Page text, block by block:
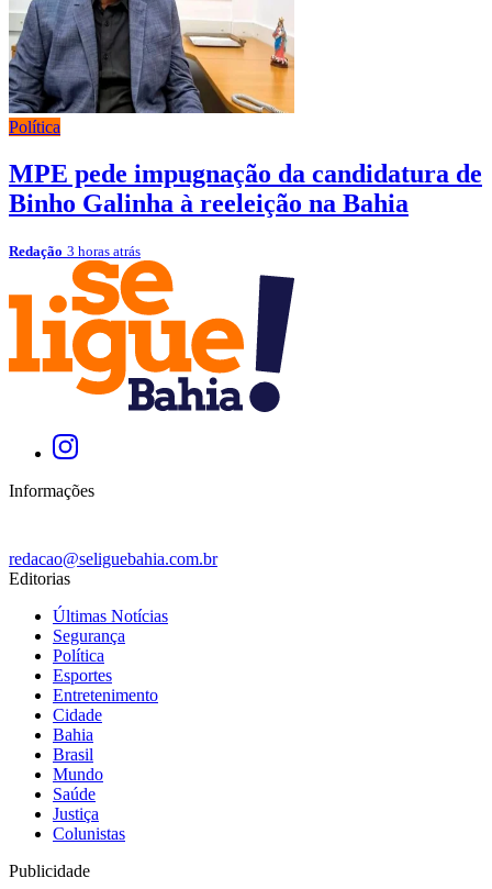
Política
MPE pede impugnação da candidatura de
Binho Galinha à reeleição na Bahia
Redação 3 horas atrás
Informações
redacao@seliguebahia.com.br
Editorias
Últimas Notícias
Segurança
Política
Esportes
Entretenimento
Cidade
Bahia
Brasil
Mundo
Saúde
Justiça
Colunistas
Publicidade